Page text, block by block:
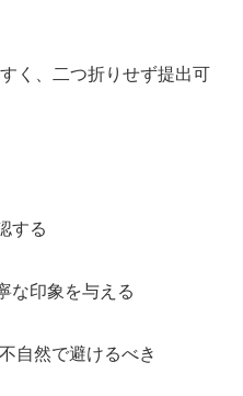
く、二つ折りせず提出可
する
な印象を与える
自然で避けるべき